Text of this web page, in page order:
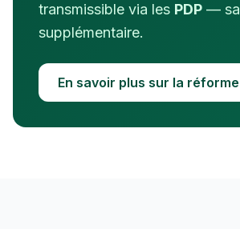
transmissible via les PDP —
supplémentaire.
En savoir plus sur la